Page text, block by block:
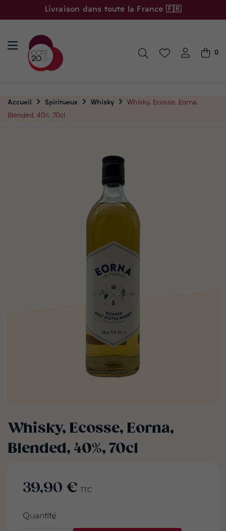
Livraison dans toute la France 🇫🇷
0
Accueil Spiritueux Whisky
Whisky, Ecosse, Eorna,
Blended, 40%, 70cl
Whisky, Ecosse, Eorna,
Blended, 40%, 70cl
39,90 € TTC
Quantité